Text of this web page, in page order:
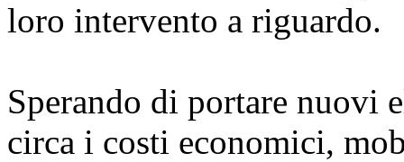
loro intervento a riguardo.
Sperando di portare nuovi
circa i costi economici,